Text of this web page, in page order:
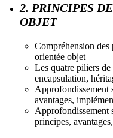
2. PRINCIPES
OBJET
Compréhension
orientée objet
Les quatre piliers
encapsulation,
Approfondissement
avantages,
Approfondissement
principes,